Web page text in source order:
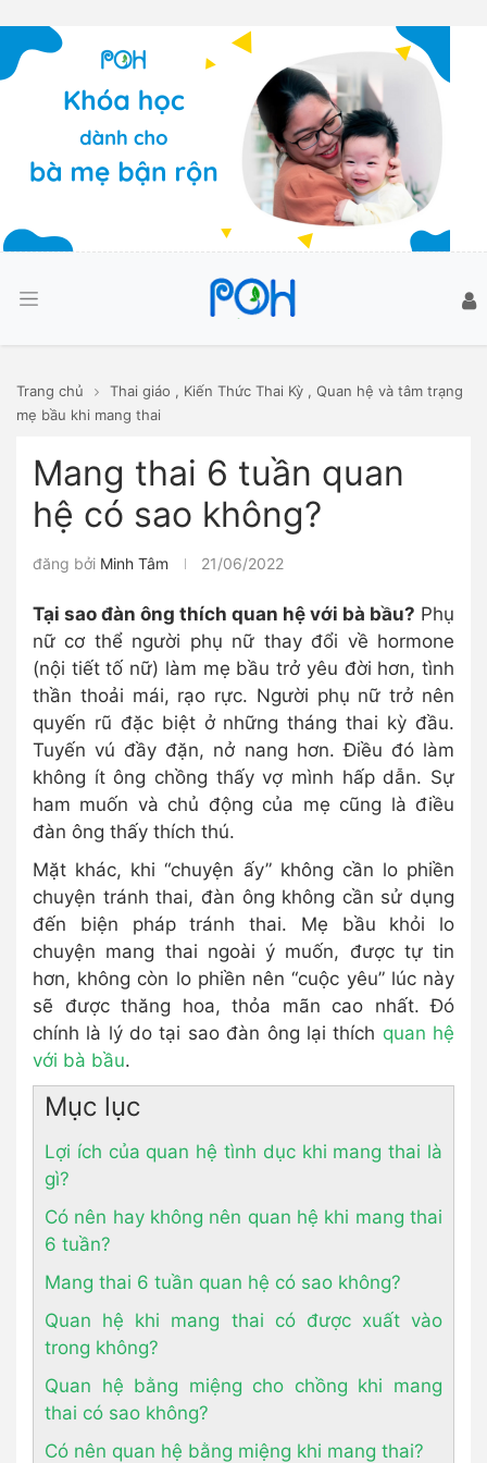
Trang chủ Thai giáo , Kiến Thức Thai Kỳ , Quan hệ và tâm trạng
mẹ bầu khi mang thai
Mang thai 6 tuần quan
hệ có sao không?
đăng bởi Minh Tâm 21/06/2022
Tại sao đàn ông thích quan hệ với bà bầu? Phụ
nữ cơ thể người phụ nữ thay đổi về hormone
(nội tiết tố nữ) làm mẹ bầu trở yêu đời hơn, tình
thần thoải mái, rạo rực. Người phụ nữ trở nên
quyến rũ đặc biệt ở những tháng thai kỳ đầu.
Tuyến vú đầy đặn, nở nang hơn. Điều đó làm
không ít ông chồng thấy vợ mình hấp dẫn. Sự
ham muốn và chủ động của mẹ cũng là điều
đàn ông thấy thích thú.
Mặt khác, khi “chuyện ấy” không cần lo phiền
chuyện tránh thai, đàn ông không cần sử dụng
đến biện pháp tránh thai. Mẹ bầu khỏi lo
chuyện mang thai ngoài ý muốn, được tự tin
hơn, không còn lo phiền nên “cuộc yêu” lúc này
sẽ được thăng hoa, thỏa mãn cao nhất. Đó
chính là lý do tại sao đàn ông lại thích quan hệ
với bà bầu.
Mục lục
Lợi ích của quan hệ tình dục khi mang thai là
gì?
Có nên hay không nên quan hệ khi mang thai
6 tuần?
Mang thai 6 tuần quan hệ có sao không?
Quan hệ khi mang thai có được xuất vào
trong không?
Quan hệ bằng miệng cho chồng khi mang
thai có sao không?
Có nên quan hệ bằng miệng khi mang thai?